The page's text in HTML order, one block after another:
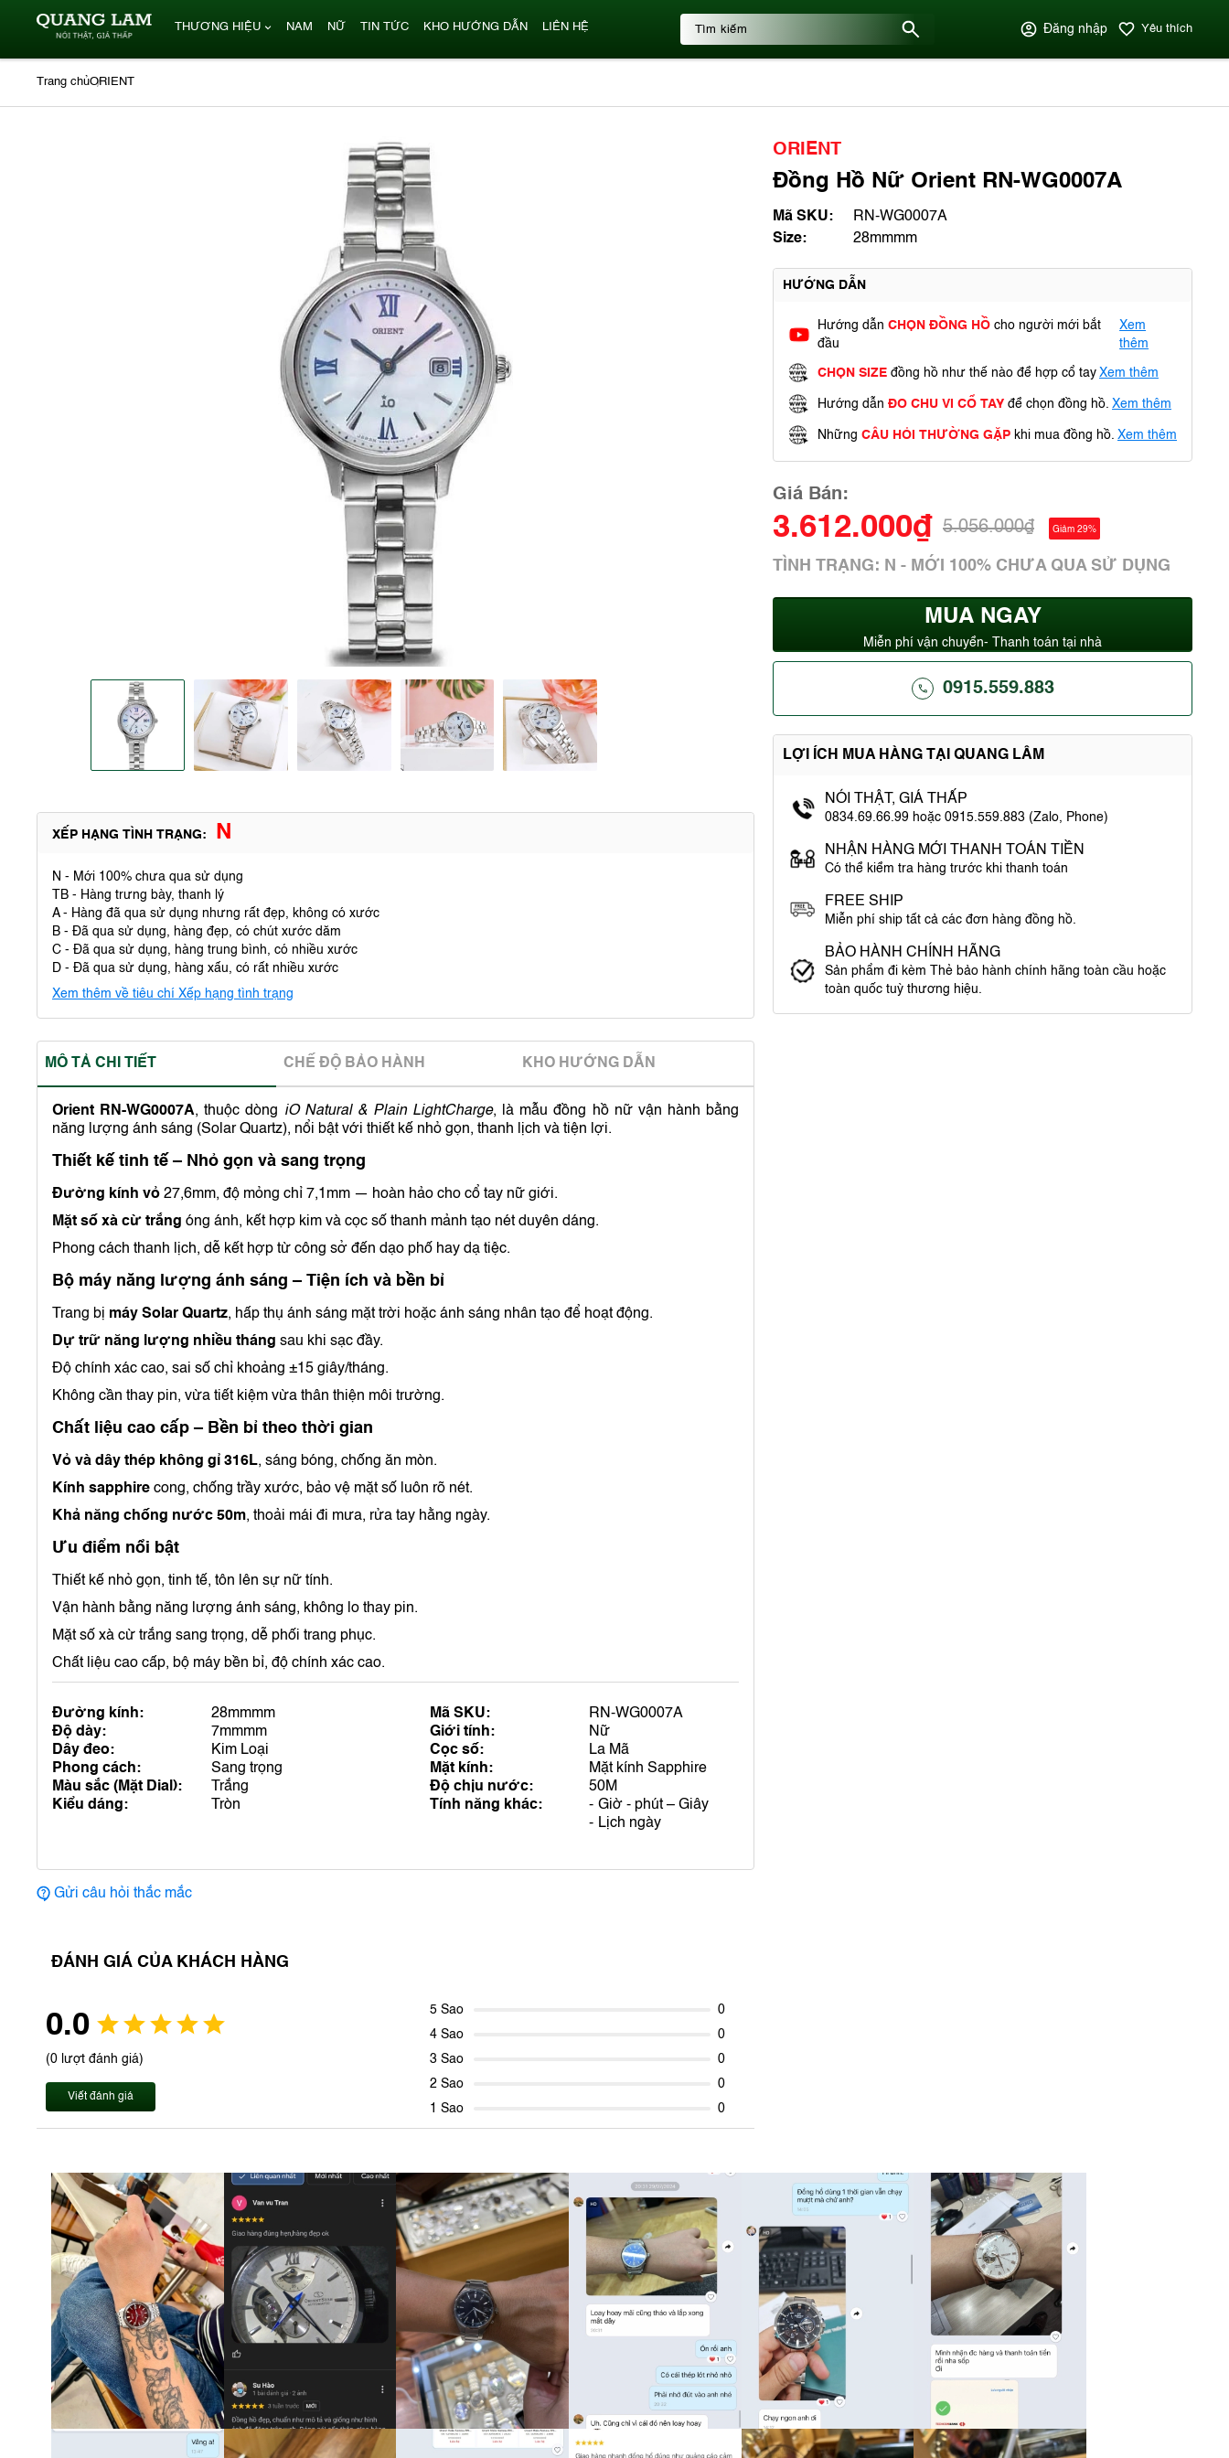
THƯƠNG HIỆU NAM NỮ TIN TỨC KHO HƯỚNG DẪN LIÊN HỆ Đăng nhập Yêu thích
Trang chủORIENT
XẾP HẠNG TÌNH TRẠNG: N
N - Mới 100% chưa qua sử dụng
TB - Hàng trưng bày, thanh lý
A - Hàng đã qua sử dụng nhưng rất đẹp, không có xước
B - Đã qua sử dụng, hàng đẹp, có chút xước dăm
C - Đã qua sử dụng, hàng trung bình, có nhiều xước
D - Đã qua sử dụng, hàng xấu, có rất nhiều xước
Xem thêm về tiêu chí Xếp hạng tình trạng
MÔ TẢ CHI TIẾT CHẾ ĐỘ BẢO HÀNH KHO HƯỚNG DẪN
Orient RN-WG0007A, thuộc dòng iO Natural & Plain LightCharge, là mẫu đồng hồ nữ vận hành bằng
năng lượng ánh sáng (Solar Quartz), nổi bật với thiết kế nhỏ gọn, thanh lịch và tiện lợi.
Thiết kế tinh tế – Nhỏ gọn và sang trọng
Đường kính vỏ 27,6mm, độ mỏng chỉ 7,1mm — hoàn hảo cho cổ tay nữ giới.
Mặt số xà cừ trắng óng ánh, kết hợp kim và cọc số thanh mảnh tạo nét duyên dáng.
Phong cách thanh lịch, dễ kết hợp từ công sở đến dạo phố hay dạ tiệc.
Bộ máy năng lượng ánh sáng – Tiện ích và bền bỉ
Trang bị máy Solar Quartz, hấp thụ ánh sáng mặt trời hoặc ánh sáng nhân tạo để hoạt động.
Dự trữ năng lượng nhiều tháng sau khi sạc đầy.
Độ chính xác cao, sai số chỉ khoảng ±15 giây/tháng.
Không cần thay pin, vừa tiết kiệm vừa thân thiện môi trường.
Chất liệu cao cấp – Bền bỉ theo thời gian
Vỏ và dây thép không gỉ 316L, sáng bóng, chống ăn mòn.
Kính sapphire cong, chống trầy xước, bảo vệ mặt số luôn rõ nét.
Khả năng chống nước 50m, thoải mái đi mưa, rửa tay hằng ngày.
Ưu điểm nổi bật
Thiết kế nhỏ gọn, tinh tế, tôn lên sự nữ tính.
Vận hành bằng năng lượng ánh sáng, không lo thay pin.
Mặt số xà cừ trắng sang trọng, dễ phối trang phục.
Chất liệu cao cấp, bộ máy bền bỉ, độ chính xác cao.
Đường kính:
28mmmm
Độ dày:
7mmmm
Mã SKU:
RN-WG0007A
Giới tính:
Nữ
Dây đeo:
Kim Loại Cọc số:
La Mã
Phong cách:
Sang trọng Mặt kính:
Mặt kính Sapphire
Màu sắc (Mặt Dial):
Trắng Độ chịu nước:
50M
Kiểu dáng:
Tròn Tính năng khác:
Giờ - phút – Giây
Lịch ngày
Gửi câu hỏi thắc mắc
ORIENT
Đồng Hồ Nữ Orient RN-WG0007A
Mã SKU:
RN-WG0007A
Size:
28mmmm
HƯỚNG DẪN
Hướng dẫn CHỌN ĐỒNG HỒ cho người mới bắt
đầu
Xem
thêm
CHỌN SIZE đồng hồ như thế nào để hợp cổ tay Xem thêm
Hướng dẫn ĐO CHU VI CỔ TAY để chọn đồng hồ. Xem thêm
Những CÂU HỎI THƯỜNG GẶP khi mua đồng hồ. Xem thêm
Giá Bán:
3.612.000₫ 5.056.000₫ Giảm 29%
TÌNH TRẠNG: N - MỚI 100% CHƯA QUA SỬ DỤNG
MUA NGAY
Miễn phí vận chuyển- Thanh toán tại nhà
0915.559.883
LỢI ÍCH MUA HÀNG TẠI QUANG LÂM
NÓI THẬT, GIÁ THẤP
0834.69.66.99 hoặc 0915.559.883 (Zalo, Phone)
NHẬN HÀNG MỚI THANH TOÁN TIỀN
Có thể kiểm tra hàng trước khi thanh toán
FREE SHIP
Miễn phí ship tất cả các đơn hàng đồng hồ.
BẢO HÀNH CHÍNH HÃNG
Sản phẩm đi kèm Thẻ bảo hành chính hãng toàn cầu hoặc
toàn quốc tuỳ thương hiệu.
ĐÁNH GIÁ CỦA KHÁCH HÀNG
0.0
(0 lượt đánh giá)
Viết đánh giá
5 Sao
0
4 Sao
0
3 Sao
0
2 Sao
0
1 Sao
0